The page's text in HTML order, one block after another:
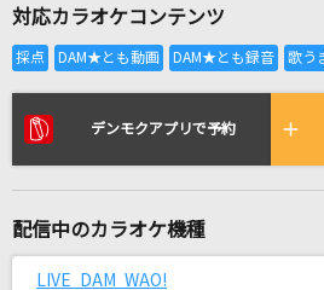
全国りれき
リアルタイムで歌われて
影
対応カラオケコンテンツ
デンモクアプリで予約
配信中のカラオケ機種
LIVE DAM WAO!